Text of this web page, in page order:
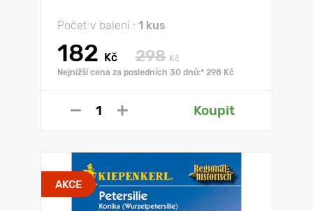
Počet v balení : 1 kus
182 Kč 298 Kč
Nejnižší cena za posledních 30 dnů:* 298 Kč
Koupit
AKCE